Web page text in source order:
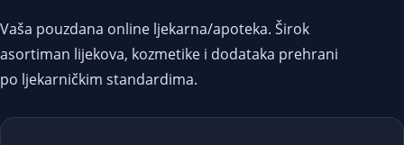
Vaša pouzdana online ljekarna/apoteka. Širok
asortiman lijekova, kozmetike i dodataka prehrani
po ljekarničkim standardima.